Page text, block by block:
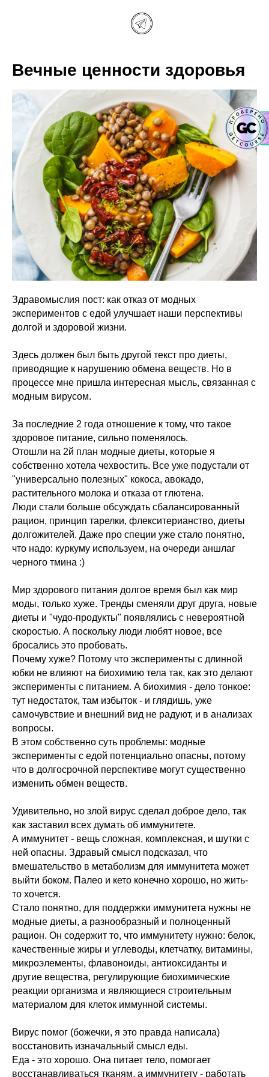
Вечные ценности здоровья
Здравомыслия пост: как отказ от модных
экспериментов с едой улучшает наши перспективы
долгой и здоровой жизни.
Здесь должен был быть другой текст про диеты,
приводящие к нарушению обмена веществ. Но в
процессе мне пришла интересная мысль, связанная с
модным вирусом.
За последние 2 года отношение к тому, что такое
здоровое питание, сильно поменялось.
Отошли на 2й план модные диеты, которые я
собственно хотела чехвостить. Все уже подустали от
"универсально полезных" кокоса, авокадо,
растительного молока и отказа от глютена.
Люди стали больше обсуждать сбалансированный
рацион, принцип тарелки, флекситерианство, диеты
долгожителей. Даже про специи уже стало понятно,
что надо: куркуму используем, на очереди аншлаг
черного тмина :)
Мир здорового питания долгое время был как мир
моды, только хуже. Тренды сменяли друг друга, новые
диеты и "чудо-продукты" появлялись с невероятной
скоростью. А поскольку люди любят новое, все
бросались это пробовать.
Почему хуже? Потому что эксперименты с длинной
юбки не влияют на биохимию тела так, как это делают
эксперименты с питанием. А биохимия - дело тонкое:
тут недостаток, там избыток - и глядишь, уже
самочувствие и внешний вид не радуют, и в анализах
вопросы.
В этом собственно суть проблемы: модные
эксперименты с едой потенциально опасны, потому
что в долгосрочной перспективе могут существенно
изменить обмен веществ.
Удивительно, но злой вирус сделал доброе дело, так
как заставил всех думать об иммунитете.
А иммунитет - вещь сложная, комплексная, и шутки с
ней опасны. Здравый смысл подсказал, что
вмешательство в метаболизм для иммунитета может
выйти боком. Палео и кето конечно хорошо, но жить-
то хочется.
Стало понятно, для поддержки иммунитета нужны не
модные диеты, а разнообразный и полноценный
рацион. Он содержит то, что иммунитету нужно: белок,
качественные жиры и углеводы, клетчатку, витамины,
микроэлементы, флавоноиды, антиоксиданты и
другие вещества, регулирующие биохимические
реакции организма и являющиеся строительным
материалом для клеток иммунной системы.
Вирус помог (божечки, я это правда написала)
восстановить изначальный смысл еды.
Еда - это хорошо. Она питает тело, помогает
восстанавливаться тканям, а иммунитету - работать